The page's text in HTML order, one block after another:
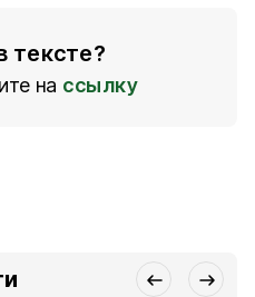
тексте?
на ссылку